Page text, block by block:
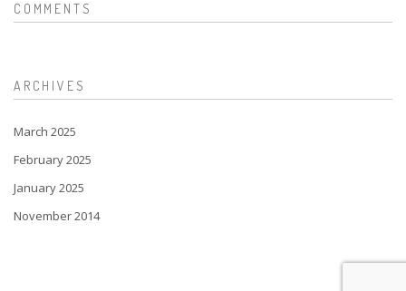
COMMENTS
ARCHIVES
March 2025
February 2025
January 2025
November 2014